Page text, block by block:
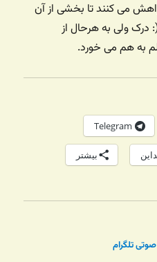
می کنند تا بخشی از آن
درک ولی به هرحال از
به هم می خورد.
Telegram
بیشتر
تلگرام